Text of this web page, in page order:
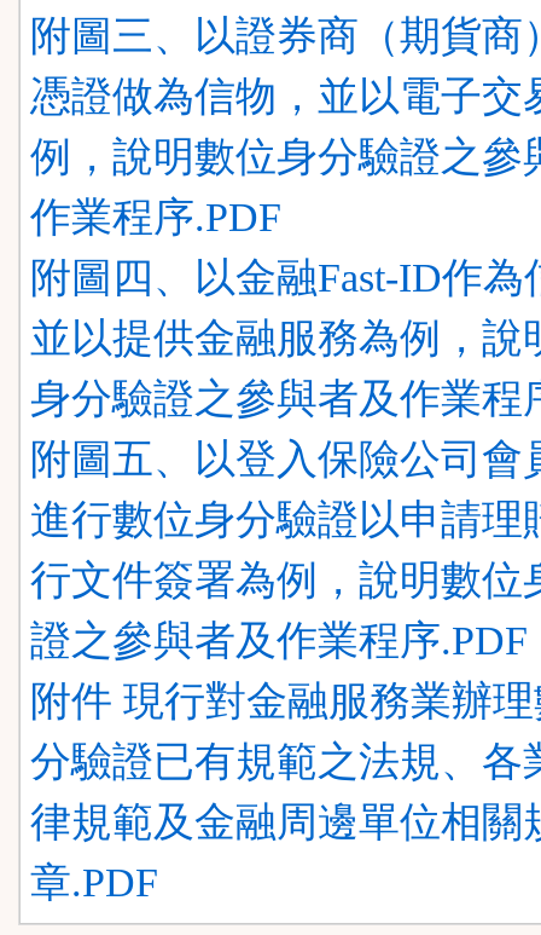
附圖三、以證券商（期貨商
憑證做為信物，並以電子交
例，說明數位身分驗證之參
作業程序.PDF
附圖四、以金融Fast-ID作為
並以提供金融服務為例，說
身分驗證之參與者及作業程
附圖五、以登入保險公司會
進行數位身分驗證以申請理
行文件簽署為例，說明數位
證之參與者及作業程序.PDF
附件 現行對金融服務業辦
分驗證已有規範之法規、各
律規範及金融周邊單位相關
章.PDF